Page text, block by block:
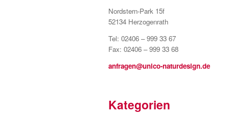
Nordstern-Park 15f
52134 Herzogenrath
Tel: 02406 – 999 33 67
Fax: 02406 – 999 33 68
anfragen@unico-naturdesign.de
Kategorien